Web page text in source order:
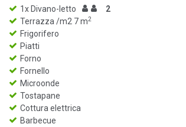
1x Divano-letto
2
Terrazza /m2 7 m2
Frigorifero
Piatti
Forno
Fornello
Microonde
Tostapane
Cottura elettrica
Barbecue